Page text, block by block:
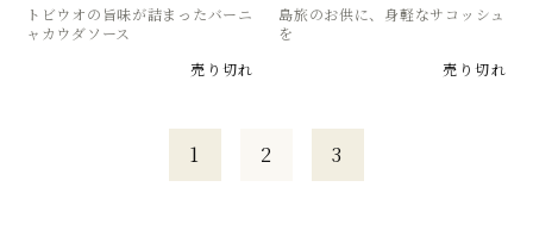
トビウオの旨味が詰まったバーニ
ャカウダソース
売り切れ
島旅のお供に、身軽なサコッシュ
を
売り切れ
1 2 3